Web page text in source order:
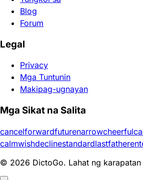
Blog
Forum
Legal
Privacy
Mga Tuntunin
Makipag-ugnayan
Mga Sikat na Salita
cancelforwardfuturenarrowcheerful
calmwishdeclinestandardlastfather
© 2026 DictoGo. Lahat ng karapatan